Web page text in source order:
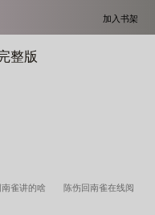
加入书架
整版
南雀讲的啥 陈伤回南雀在线阅